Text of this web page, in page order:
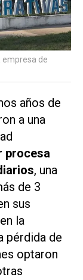
empresa de
años de
a una
procesa
, una
de 3
sus
la
pérdida de
optaron